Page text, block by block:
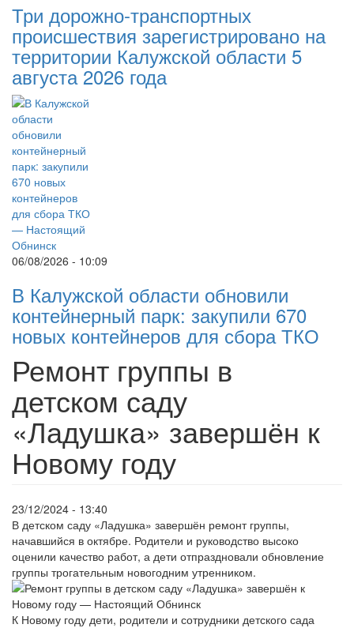
Три дорожно-транспортных
происшествия зарегистрировано на
территории Калужской области 5
августа 2026 года
06/08/2026 - 10:09
В Калужской области обновили
контейнерный парк: закупили 670
новых контейнеров для сбора ТКО
Ремонт группы в
детском саду
«Ладушка» завершён к
Новому году
23/12/2024 - 13:40
В детском саду «Ладушка» завершён ремонт группы,
начавшийся в октябре. Родители и руководство высоко
оценили качество работ, а дети отпраздновали обновление
группы трогательным новогодним утренником.
К Новому году дети, родители и сотрудники детского сада